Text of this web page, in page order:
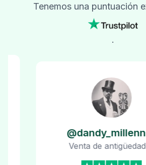
Tenemos una puntuación
.
@dandy_millennial
Venta de antigüedades